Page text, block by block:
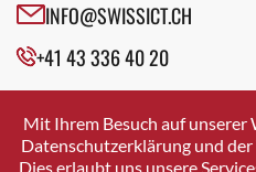
Davos Platz
Davos Platz 1
Dietikon
Dietlikon
INFO@SWISSICT.CH
+41 43 336 40 20
SWISSICT
VULKANSTRASSE 120
8048 ZURICH
Mit Ihrem Besuch auf unserer
Datenschutzerklärung und
Dies erlaubt uns unsere